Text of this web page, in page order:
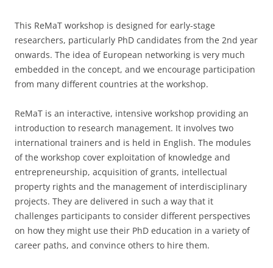
This ReMaT workshop is designed for early-stage
researchers, particularly PhD candidates from the 2nd year
onwards. The idea of European networking is very much
embedded in the concept, and we encourage participation
from many different countries at the workshop.
ReMaT is an interactive, intensive workshop providing an
introduction to research management. It involves two
international trainers and is held in English. The modules
of the workshop cover exploitation of knowledge and
entrepreneurship, acquisition of grants, intellectual
property rights and the management of interdisciplinary
projects. They are delivered in such a way that it
challenges participants to consider different perspectives
on how they might use their PhD education in a variety of
career paths, and convince others to hire them.